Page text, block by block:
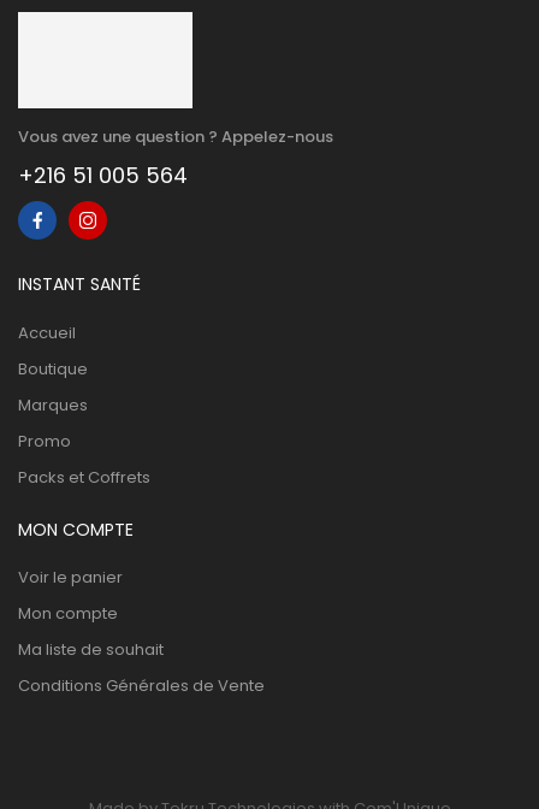
Vous avez une question ? Appelez-nous
+216 51 005 564
INSTANT SANTÉ
Accueil
Boutique
Marques
Promo
Packs et Coffrets
MON COMPTE
Voir le panier
Mon compte
Ma liste de souhait
Conditions Générales de Vente